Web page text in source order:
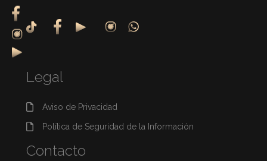
Legal
Aviso de Privacidad
Política de Seguridad de la Información
Contacto